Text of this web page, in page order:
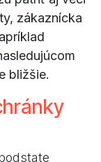
zákaznícka
bližšie.